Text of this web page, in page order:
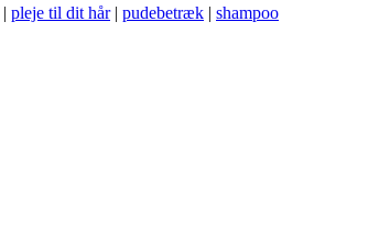
| pleje til dit hår| pudebetræk | shampoo